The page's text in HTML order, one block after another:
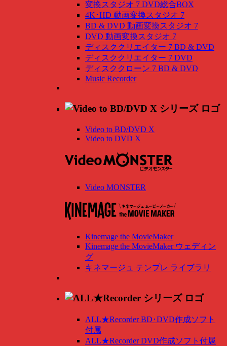
変換スタジオ 7 DVD総合BOX
4K･HD 動画変換スタジオ 7
BD & DVD 動画変換スタジオ 7
DVD 動画変換スタジオ 7
ディスククリエイター 7 BD & DVD
ディスククリエイター 7 DVD
ディスククローン 7 BD & DVD
Music Recorder
Video to BD/DVD X
Video to DVD X
Video MONSTER
Kinemage the MovieMaker
Kinemage the MovieMaker ウェディン
グ
キネマージュ テンプレ ライブラリ
ALL★Recorder BD･DVD作成ソフト
付属
ALL★Recorder DVD作成ソフト付属